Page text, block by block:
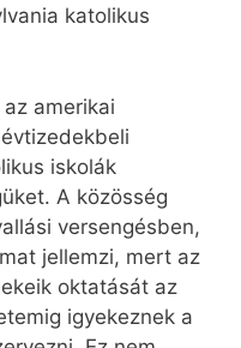
katolikus
amerikai
iskolák
A közösség
versengésben,
jellemzi, mert az
oktatását az
igyekeznek a